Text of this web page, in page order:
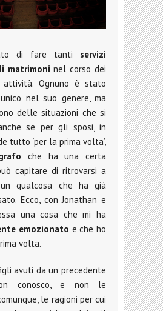
di fare tanti servizi
matrimoni nel corso dei
Ognuno è stato
nel suo genere, ma
delle situazioni che si
se per gli sposi, in
tutto ‘per la prima volta’,
che ha una certa
capitare di ritrovarsi a
qualcosa che ha già
Ecco, con Jonathan e
una cosa che mi ha
emozionato e che ho
volta.
avuti da un precedente
conosco, e non le
le ragioni per cui